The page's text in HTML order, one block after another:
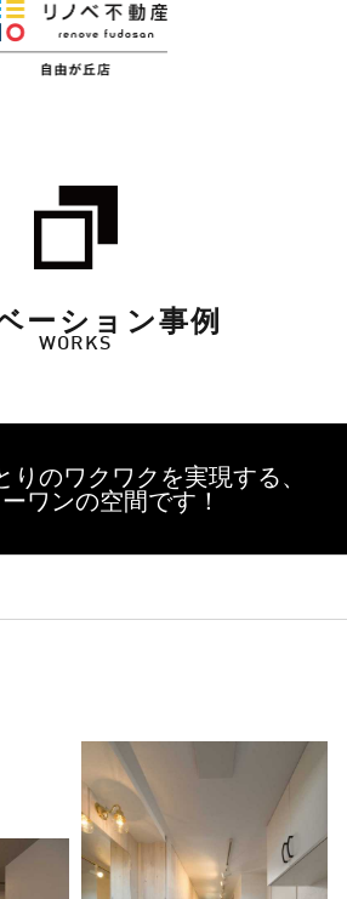
ーション事例
WORKS
りのワクワクを実現する、
ワンの空間です！